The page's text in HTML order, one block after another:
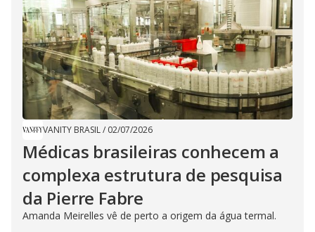
VANITY BRASIL/ 02/07/2026
Médicas brasileiras conhecem a
complexa estrutura de pesquisa
da Pierre Fabre
Amanda Meirelles vê de perto a origem da água termal.